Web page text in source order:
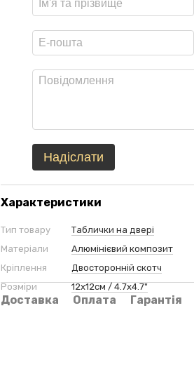
Надіслати
Характеристики
Тип товару
Таблички на двері
Матеріали
Алюмінієвий композит
Кріплення
Двосторонній скотч
Розміри
12х12см / 4.7x4.7"
Доставка Оплата Гарантія